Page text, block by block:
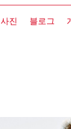
진 블로그